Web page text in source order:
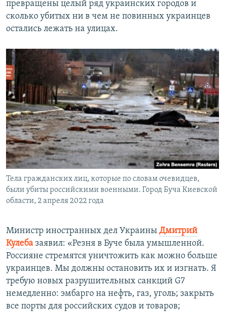
превращены целый ряд украинских городов и
сколько убитых ни в чем не повинных украинцев
остались лежать на улицах.
Тела гражданских лиц, которые по словам очевидцев,
были убиты российскими военными. Город Буча Киевской
области, 2 апреля 2022 года
Министр иностранных дел Украины Дмитрий
Кулеба заявил: «Резня в Буче была умышленной.
Россияне стремятся уничтожить как можно больше
украинцев. Мы должны остановить их и изгнать. Я
требую новых разрушительных санкций G7
немедленно: эмбарго на нефть, газ, уголь; закрыть
все порты для российских судов и товаров;